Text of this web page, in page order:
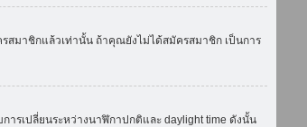
สมาชิกแล้วเท่านั้น ถ้าคุณยังไม่ได้สมัครสมาชิก เป็นการ
ารเปลี่ยนระหว่างนาฬิกาปกติและ daylight time ดังนั้น